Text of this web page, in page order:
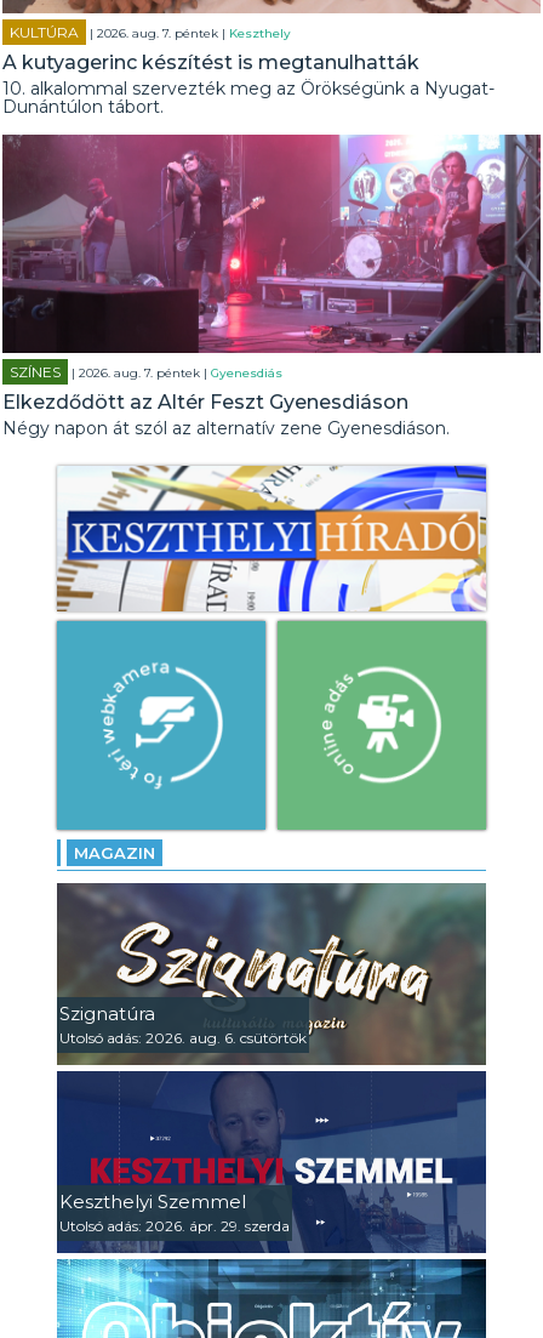
KULTÚRA | 2026. aug. 7. péntek | Keszthely
A kutyagerinc készítést is megtanulhatták
10. alkalommal szervezték meg az Örökségünk a Nyugat-
Dunántúlon tábort.
SZÍNES | 2026. aug. 7. péntek |Gyenesdiás
Elkezdődött az Altér Feszt Gyenesdiáson
Négy napon át szól az alternatív zene Gyenesdiáson.
MAGAZIN
Szignatúra
Utolsó adás: 2026. aug. 6. csütörtök
Keszthelyi Szemmel
Utolsó adás: 2026. ápr. 29. szerda